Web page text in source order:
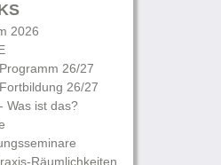
2026
26/27
26/27
Was ist das?
Räumlichkeiten